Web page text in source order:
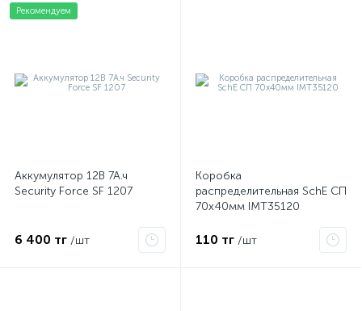
Рекомендуем
Аккумулятор 12В 7А.ч
Security Force SF 1207
6 400 тг /шт
Коробка
распределительная SchE СП
70х40мм IMT35120
110 тг /шт